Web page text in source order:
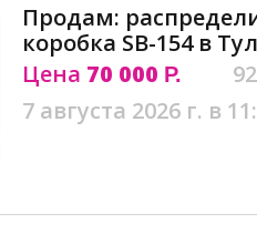
Продам:
коробка SB-154 в
Цена 70 000 Р.
7 августа 2026 г. в